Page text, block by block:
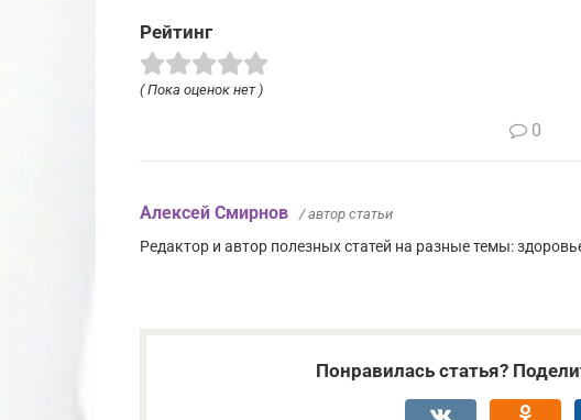
Рейтинг
( Пока оценок нет )
0
Алексей Смирнов / автор статьи
Редактор и автор полезных статей на разные темы:
Понравилась статья?